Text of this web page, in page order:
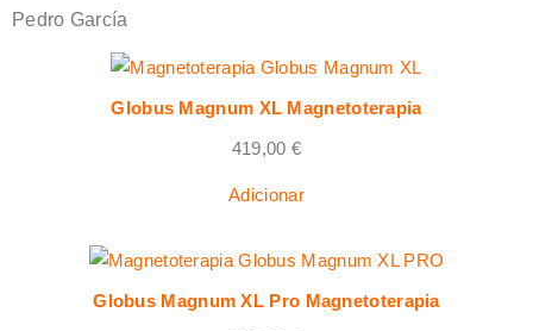
Pedro García
Globus Magnum XL Magnetoterapia
419,00 €
Adicionar
Globus Magnum XL Pro Magnetoterapia